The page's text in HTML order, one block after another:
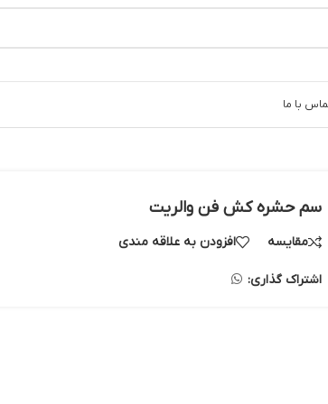
با ما
سم حشره کش فن والریت
مقایسه افزودن به علاقه مندی
اشتراک گذاری: